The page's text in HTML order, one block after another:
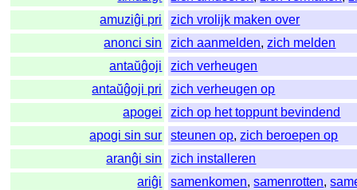
amuziĝi pri
zich vrolijk maken over
anonci sin
zich aanmelden,zich melden
antaŭĝoji
zich verheugen
antaŭĝoji pri
zich verheugen op
apogei
zich op het toppunt bevindend
apogi sin sur
steunen op,zich beroepen op
aranĝi sin
zich installeren
ariĝi
samenkomen,samenrotten,